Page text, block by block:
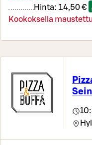
Hinta: 14,50 €
Kookoksella